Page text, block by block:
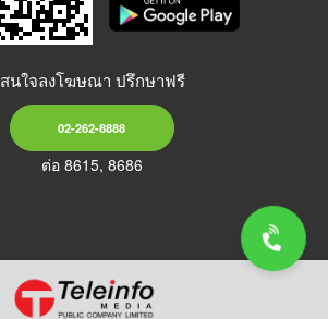
สนใจลงโฆษณา ปรึกษาฟรี
02-262-8888
ต่อ 8615, 8686